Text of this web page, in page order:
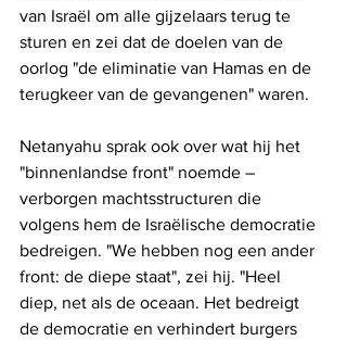
van Israël om alle gijzelaars terug te
sturen en zei dat de doelen van de
oorlog "de eliminatie van Hamas en de
terugkeer van de gevangenen" waren.
Netanyahu sprak ook over wat hij het
"binnenlandse front" noemde –
verborgen machtsstructuren die
volgens hem de Israëlische democratie
bedreigen. "We hebben nog een ander
front: de diepe staat", zei hij. "Heel
diep, net als de oceaan. Het bedreigt
de democratie en verhindert burgers